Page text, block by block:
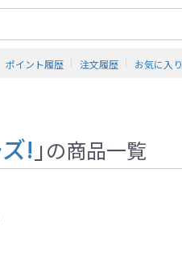
ポイント履歴 注文履歴 お気に入り
! 」の商品一覧